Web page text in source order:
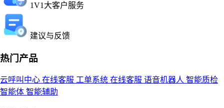
1V1大客户服务
建议与反馈
热门产品
云呼叫中心 在线客服 工单系统 在线客服 语音机器人 智能质检
智能体 智能辅助